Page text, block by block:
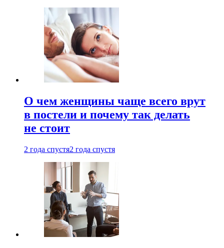
О чем женщины чаще всего врут
в постели и почему так делать
не стоит
2 года спустя2 года спустя